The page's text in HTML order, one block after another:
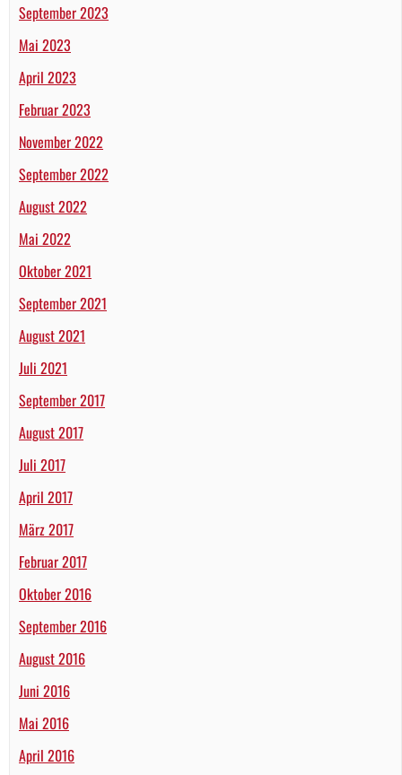
September 2023
Mai 2023
April 2023
Februar 2023
November 2022
September 2022
August 2022
Mai 2022
Oktober 2021
September 2021
August 2021
Juli 2021
September 2017
August 2017
Juli 2017
April 2017
März 2017
Februar 2017
Oktober 2016
September 2016
August 2016
Juni 2016
Mai 2016
April 2016